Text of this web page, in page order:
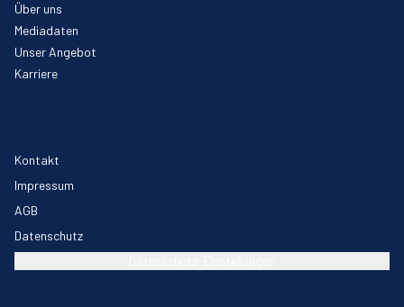
Über uns
Mediadaten
Unser Angebot
Karriere
Kontakt
Impressum
AGB
Datenschutz